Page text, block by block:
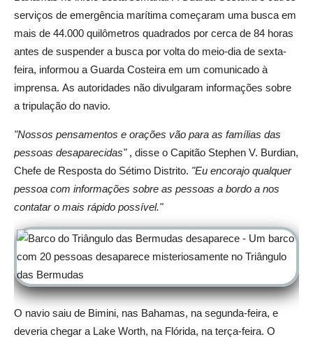
serviços de emergência marítima começaram uma busca em
mais de 44.000 quilômetros quadrados por cerca de 84 horas
antes de suspender a busca por volta do meio-dia de sexta-
feira, informou a Guarda Costeira em um comunicado à
imprensa. As autoridades não divulgaram informações sobre
a tripulação do navio.
"Nossos pensamentos e orações vão para as famílias das
pessoas desaparecidas", disse o Capitão Stephen V. Burdian,
Chefe de Resposta do Sétimo Distrito. "Eu encorajo qualquer
pessoa com informações sobre as pessoas a bordo a nos
contatar o mais rápido possível."
O navio saiu de Bimini, nas Bahamas, na segunda-feira, e
deveria chegar a Lake Worth, na Flórida, na terça-feira. O